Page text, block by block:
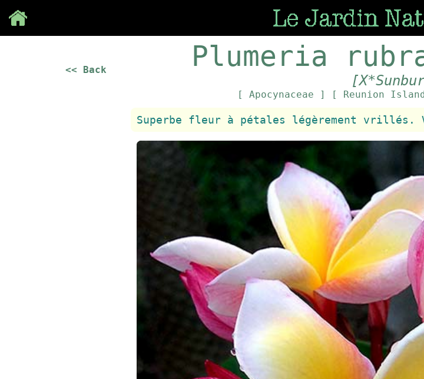
<< Back Plumeria
[ Apocynaceae ] [ Reunion
Superbe fleur à pétales légèrement vrillés.